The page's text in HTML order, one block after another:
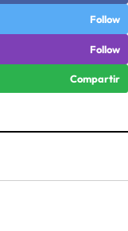
Follow
Follow
Compartir